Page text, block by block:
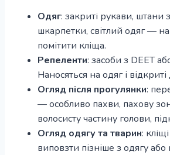
Одяг: закриті рукави, штани
шкарпетки, світлий одяг —
помітити кліща.
Репеленти: засоби з DEET
Наносяться на одяг і
Огляд після прогулянки:
— особливо пахви, пахову
волосисту частину голови,
Огляд одягу та тварин:
виповзти пізніше з одягу або